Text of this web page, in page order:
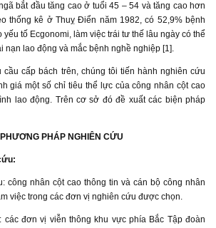
bắt đầu tăng cao ở tuổi 45 – 54 và tăng cao hơn
thống kê ở Thuỵ Điển năm 1982, có 52,9% bệnh
tố Ecgonomi, làm việc trái tư thế lâu ngày có thể
nạn lao động và mắc bệnh nghề nghiệp [1].
cầu cấp bách trên, chúng tôi tiến hành nghiên cứu
giá một số chỉ tiêu thể lực của công nhân cột cao
lao động. Trên cơ sở đó đề xuất các biện pháp
PHÁP NGHIÊN CỨU
công nhân cột cao thông tin và cán bộ công nhân
việc trong các đơn vị nghiên cứu được chọn.
đơn vị viễn thông khu vực phía Bắc Tập đoàn